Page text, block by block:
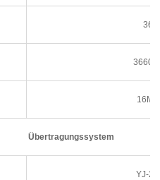
36°
Übertragungssystem
YJ-